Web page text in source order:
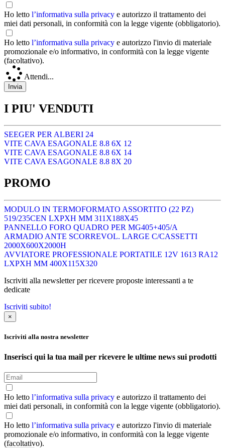
Ho letto l’informativa sulla privacy e autorizzo il trattamento dei
miei dati personali, in conformità con la legge vigente (obbligatorio).
Ho letto l’informativa sulla privacy e autorizzo l'invio di materiale
promozionale e/o informativo, in conformità con la legge vigente
(facoltativo).
Attendi...
I PIU' VENDUTI
SEEGER PER ALBERI 24
VITE CAVA ESAGONALE 8.8 6X 12
VITE CAVA ESAGONALE 8.8 6X 14
VITE CAVA ESAGONALE 8.8 8X 20
PROMO
MODULO IN TERMOFORMATO ASSORTITO (22 PZ)
519/235CEN LXPXH MM 311X188X45
PANNELLO FORO QUADRO PER MG405+405/A
ARMADIO ANTE SCORREVOL. LARGE C/CASSETTI
2000X600X2000H
AVVIATORE PROFESSIONALE PORTATILE 12V 1613 RA12
LXPXH MM 400X115X320
Iscriviti alla newsletter per ricevere proposte interessanti a te
dedicate
Iscriviti subito!
×
Iscriviti alla nostra newsletter
Inserisci qui la tua mail per ricevere le ultime news sui prodotti
Ho letto l’informativa sulla privacy e autorizzo il trattamento dei
miei dati personali, in conformità con la legge vigente (obbligatorio).
Ho letto l’informativa sulla privacy e autorizzo l'invio di materiale
promozionale e/o informativo, in conformità con la legge vigente
(facoltativo).